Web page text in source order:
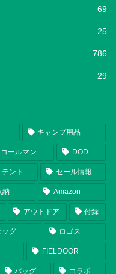
69
25
786
29
キャンプ用品
コールマン DOD
テント セール情報
納 Amazon
アウトドア 付録
ッグ ロゴス
FIELDOOR
バッグ コラボ